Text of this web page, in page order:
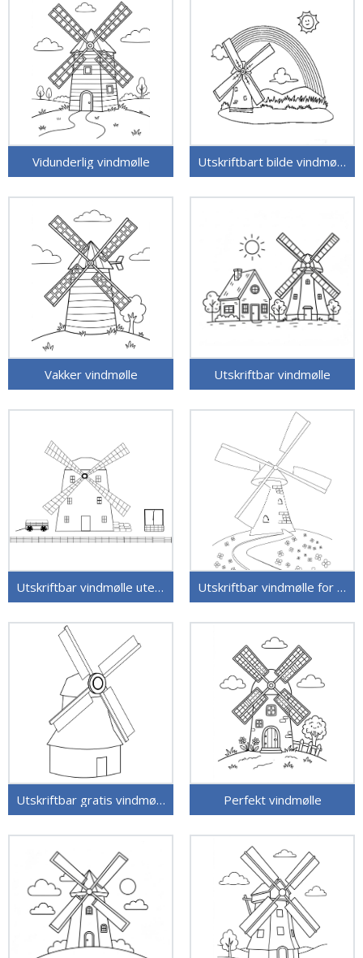
Vidunderlig vindmølle Utskriftbart bilde vindmølle
Vakker vindmølle Utskriftbar vindmølle
Utskriftbar vindmølle uten kostnad Utskriftbar vindmølle for barn
Utskriftbar gratis vindmølle Perfekt vindmølle